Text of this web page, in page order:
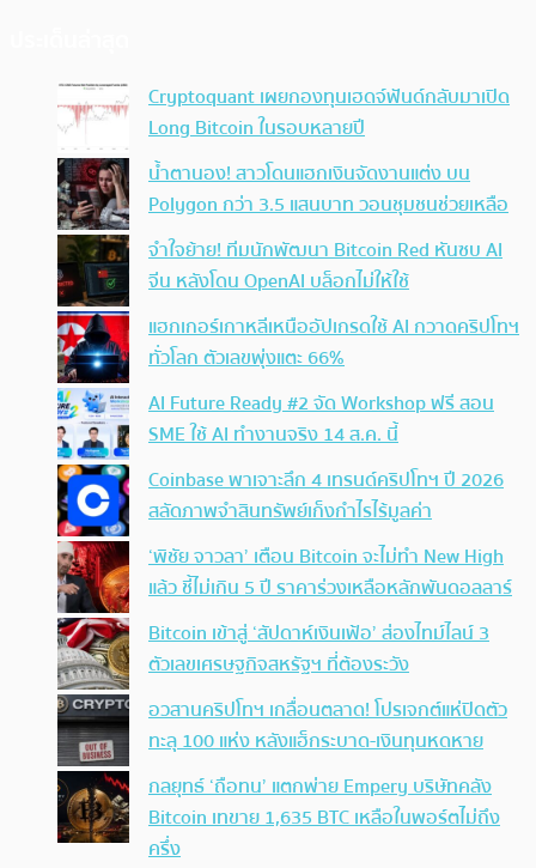
Cryptoquant เผยกองทุนเฮดจ์ฟันด์กลับมาเปิด
Long Bitcoin ในรอบหลายปี
น้ำตานอง! สาวโดนแฮกเงินจัดงานแต่ง บน
Polygon กว่า 3.5 แสนบาท วอนชุมชนช่วยเหลือ
จำใจย้าย! ทีมนักพัฒนา Bitcoin Red หันซบ AI
จีน หลังโดน OpenAI บล็อกไม่ให้ใช้
แฮกเกอร์เกาหลีเหนืออัปเกรดใช้ AI กวาดคริปโทฯ
ทั่วโลก ตัวเลขพุ่งแตะ 66%
AI Future Ready #2 จัด Workshop ฟรี สอน
SME ใช้ AI ทำงานจริง 14 ส.ค. นี้
Coinbase พาเจาะลึก 4 เทรนด์คริปโทฯ ปี 2026
สลัดภาพจำสินทรัพย์เก็งกำไรไร้มูลค่า
‘พิชัย จาวลา’ เตือน Bitcoin จะไม่ทำ New High
แล้ว ชี้ไม่เกิน 5 ปี ราคาร่วงเหลือหลักพันดอลลาร์
Bitcoin เข้าสู่ ‘สัปดาห์เงินเฟ้อ’ ส่องไทม์ไลน์ 3
ตัวเลขเศรษฐกิจสหรัฐฯ ที่ต้องระวัง
อวสานคริปโทฯ เกลื่อนตลาด! โปรเจกต์แห่ปิดตัว
ทะลุ 100 แห่ง หลังแฮ็กระบาด-เงินทุนหดหาย
กลยุทธ์ ‘ถือทน’ แตกพ่าย Empery บริษัทคลัง
Bitcoin เทขาย 1,635 BTC เหลือในพอร์ตไม่ถึง
ครึ่ง